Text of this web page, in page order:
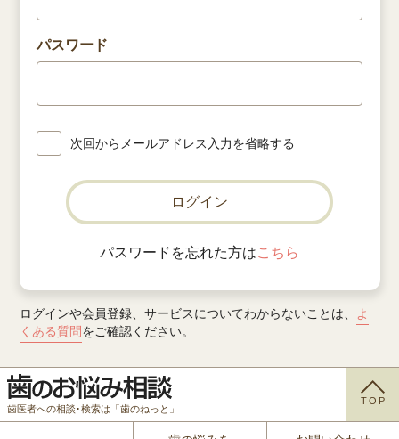
パスワード
次回からメールアドレス入力を省略する
ログイン
パスワードを忘れた方はこちら
ログインや会員登録、サービスについてわからないことは、
よ
くある質問をご確認ください。
歯医者への相談･検索は「歯のねっと」
TOP